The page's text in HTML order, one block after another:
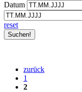
Datum
reset
zurück
1
2